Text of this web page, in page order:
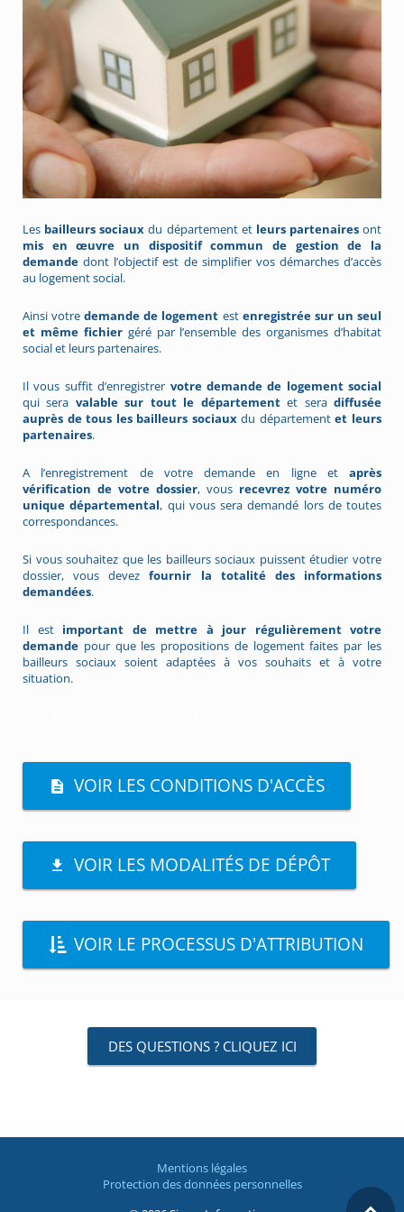
Les bailleurs sociaux du département et leurs partenairesont
mis en œuvre un dispositif commun de gestion de la
demande dont l’objectif est de simplifier vos démarches d’accès
au logement social.
Ainsi votredemande de logement est enregistrée sur un seul
et même fichiergéré par l’ensemble des organismes d’habitat
social et leurs partenaires.
Il vous suffit d’enregistrer votre demande de logement social
qui sera valable sur tout le départementet seradiffusée
auprès de tous les bailleurs sociauxdu départementet leurs
partenaires.
A l’enregistrement de votre demande en ligne et après
vérification de votre dossier, vous recevrez votre numéro
unique départemental, qui vous sera demandé lors de toutes
correspondances.
Si vous souhaitez que les bailleurs sociaux puissent étudier votre
dossier, vous devezfournir la totalité des informations
demandées.
Il est important de mettre à jour régulièrement votre
demande pour que les propositions de logement faites par les
bailleurs sociaux soient adaptées à vos souhaits et à votre
situation.
VOIR LES CONDITIONS D'ACCÈS
VOIR LES MODALITÉS DE DÉPÔT
VOIR LE PROCESSUS D'ATTRIBUTION
DES QUESTIONS ? CLIQUEZ ICI
Mentions légales
Protection des données personnelles